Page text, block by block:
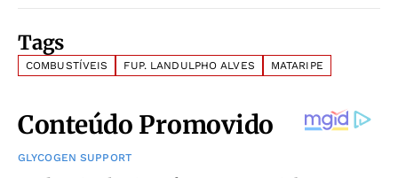
Tags
COMBUSTÍVEIS FUP. LANDULPHO ALVES MATARIPE